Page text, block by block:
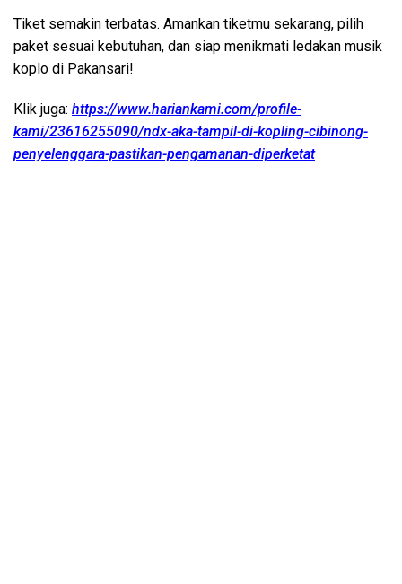
Tiket semakin terbatas. Amankan tiketmu sekarang, pilih
paket sesuai kebutuhan, dan siap menikmati ledakan musik
koplo di Pakansari!
Klik juga: https://www.hariankami.com/profile-
kami/23616255090/ndx-aka-tampil-di-kopling-cibinong-
penyelenggara-pastikan-pengamanan-diperketat